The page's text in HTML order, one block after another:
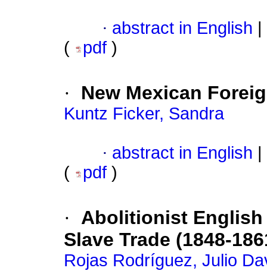
· abstract in English
(
pdf )
· New Mexican
Kuntz Ficker, Sandra
· abstract in English
(
pdf )
·
Abolitionist English
Slave Trade (1848-
Rojas Rodríguez, Julio